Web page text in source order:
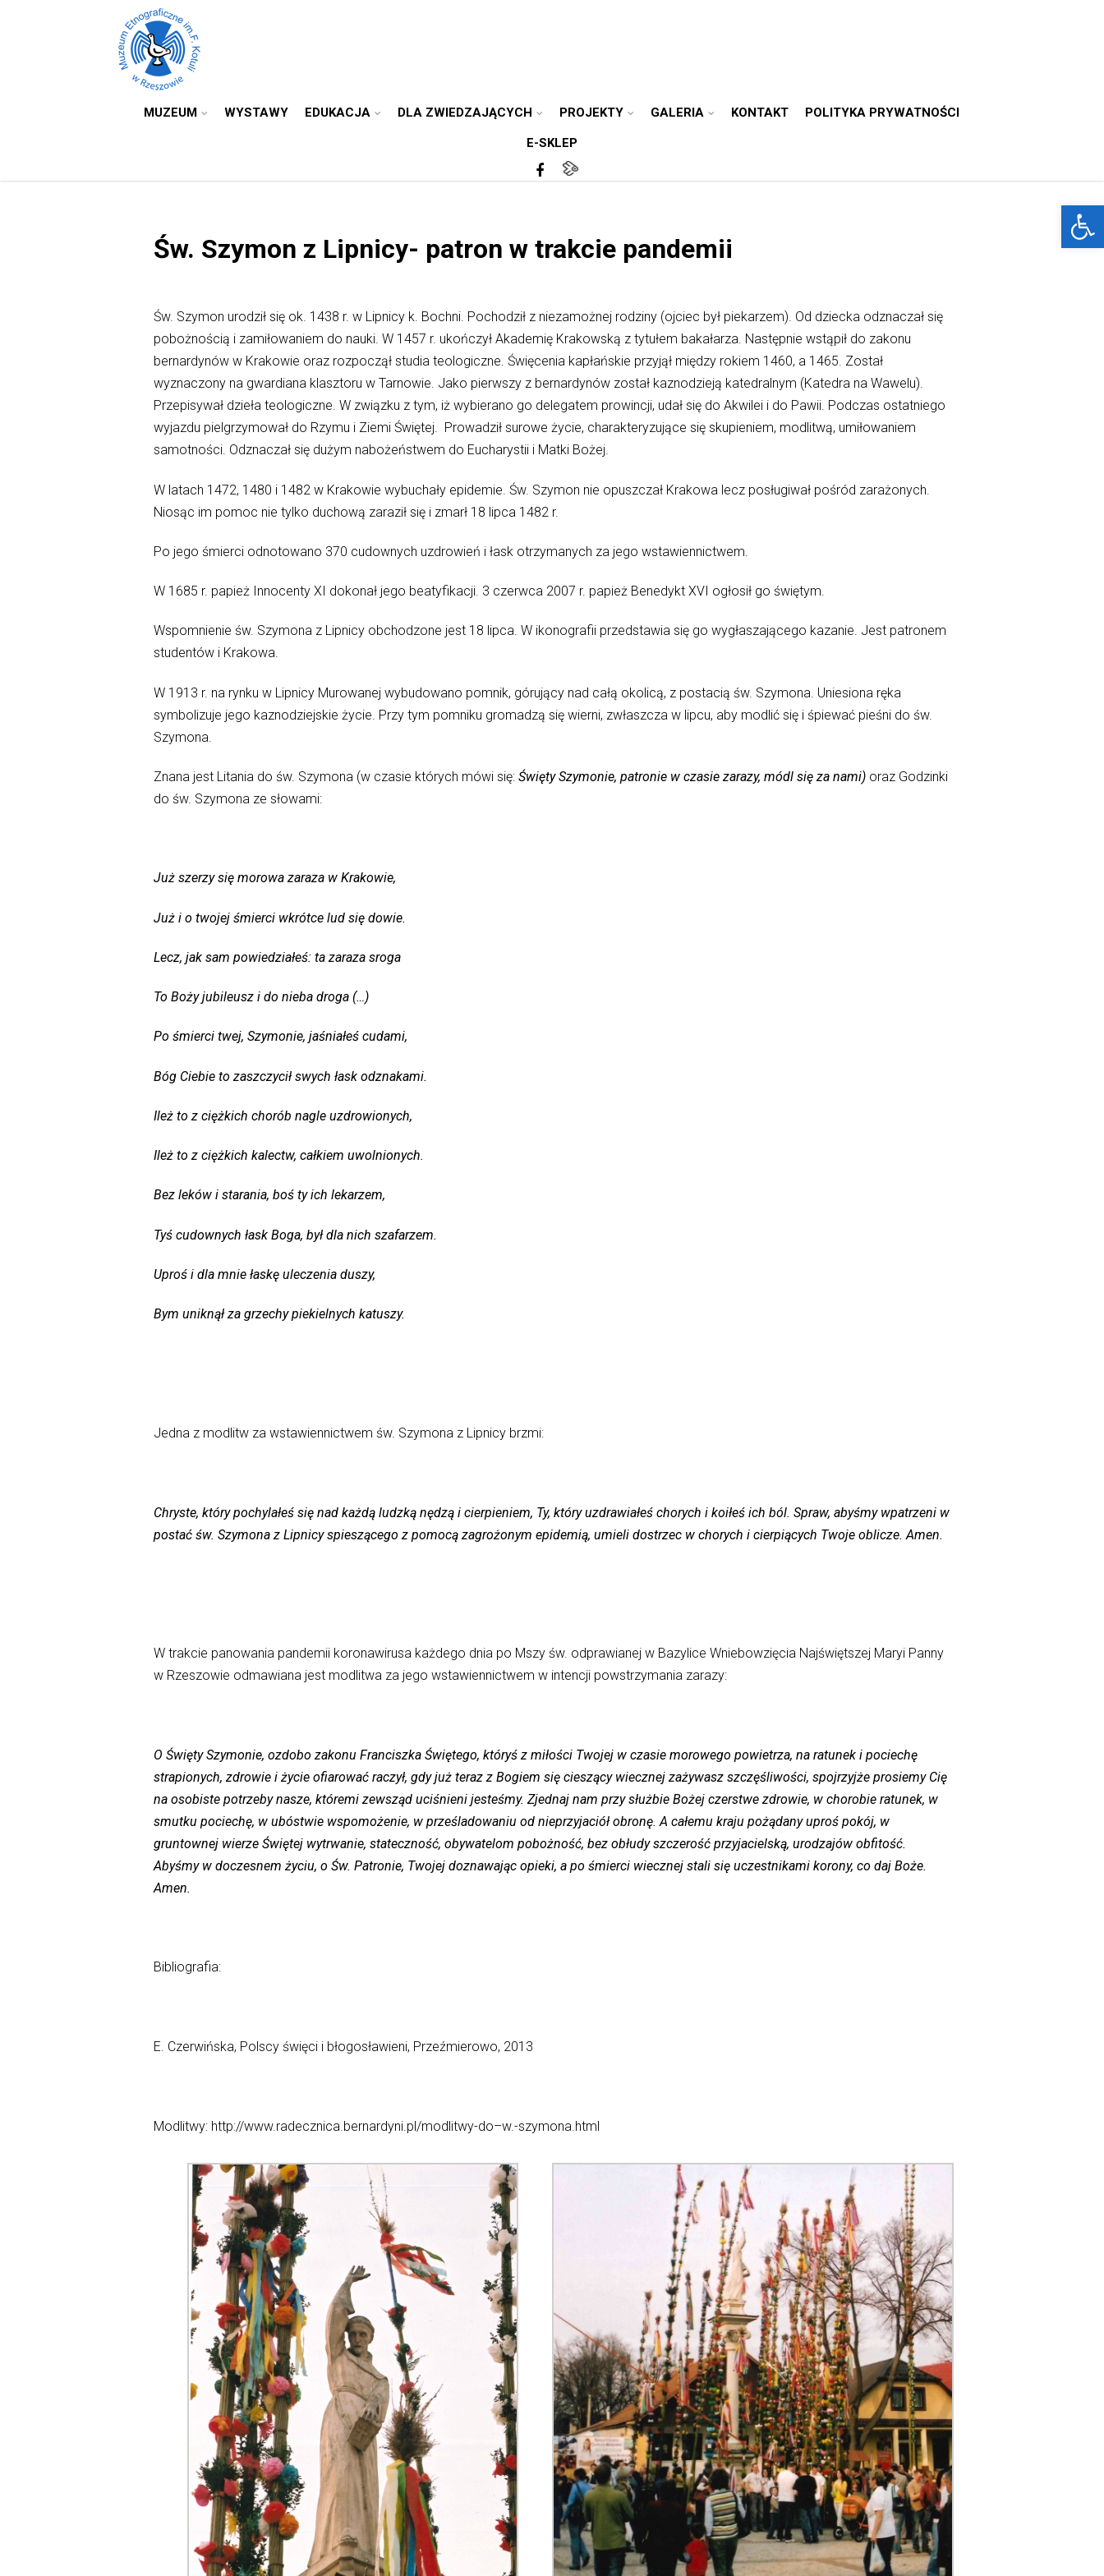
MUZEUM WYSTAWY EDUKACJA DLA ZWIEDZAJĄCYCH PROJEKTY GALERIA KONTAKT POLITYKA PRYWATNOŚCI
E-SKLEP
Św. Szymon z Lipnicy- patron w trakcie pandemii
Św. Szymon urodził się ok. 1438 r. w Lipnicy k. Bochni. Pochodził z niezamożnej rodziny (ojciec był piekarzem). Od dziecka odznaczał się
pobożnością i zamiłowaniem do nauki. W 1457 r. ukończył Akademię Krakowską z tytułem bakałarza. Następnie wstąpił do zakonu
bernardynów w Krakowie oraz rozpoczął studia teologiczne. Święcenia kapłańskie przyjął między rokiem 1460, a 1465. Został
wyznaczony na gwardiana klasztoru w Tarnowie. Jako pierwszy z bernardynów został kaznodzieją katedralnym (Katedra na Wawelu).
Przepisywał dzieła teologiczne. W związku z tym, iż wybierano go delegatem prowincji, udał się do Akwilei i do Pawii. Podczas ostatniego
wyjazdu pielgrzymował do Rzymu i Ziemi Świętej. Prowadził surowe życie, charakteryzujące się skupieniem, modlitwą, umiłowaniem
samotności. Odznaczał się dużym nabożeństwem do Eucharystii i Matki Bożej.
W latach 1472, 1480 i 1482 w Krakowie wybuchały epidemie. Św. Szymon nie opuszczał Krakowa lecz posługiwał pośród zarażonych.
Niosąc im pomoc nie tylko duchową zaraził się i zmarł 18 lipca 1482 r.
Po jego śmierci odnotowano 370 cudownych uzdrowień i łask otrzymanych za jego wstawiennictwem.
W 1685 r. papież Innocenty XI dokonał jego beatyfikacji. 3 czerwca 2007 r. papież Benedykt XVI ogłosił go świętym.
Wspomnienie św. Szymona z Lipnicy obchodzone jest 18 lipca. W ikonografii przedstawia się go wygłaszającego kazanie. Jest patronem
studentów i Krakowa.
W 1913 r. na rynku w Lipnicy Murowanej wybudowano pomnik, górujący nad całą okolicą, z postacią św. Szymona. Uniesiona ręka
symbolizuje jego kaznodziejskie życie. Przy tym pomniku gromadzą się wierni, zwłaszcza w lipcu, aby modlić się i śpiewać pieśni do św.
Szymona.
Znana jest Litania do św. Szymona (w czasie których mówi się: Święty Szymonie, patronie w czasie zarazy, módl się za nami) oraz Godzinki
do św. Szymona ze słowami:
Już szerzy się morowa zaraza w Krakowie,
Już i o twojej śmierci wkrótce lud się dowie.
Lecz, jak sam powiedziałeś: ta zaraza sroga
To Boży jubileusz i do nieba droga (…)
Po śmierci twej, Szymonie, jaśniałeś cudami,
Bóg Ciebie to zaszczycił swych łask odznakami.
Ileż to z ciężkich chorób nagle uzdrowionych,
Ileż to z ciężkich kalectw, całkiem uwolnionych.
Bez leków i starania, boś ty ich lekarzem,
Tyś cudownych łask Boga, był dla nich szafarzem.
Uproś i dla mnie łaskę uleczenia duszy,
Bym uniknął za grzechy piekielnych katuszy.
Jedna z modlitw za wstawiennictwem św. Szymona z Lipnicy brzmi:
Chryste, który pochylałeś się nad każdą ludzką nędzą i cierpieniem, Ty, który uzdrawiałeś chorych i koiłeś ich ból. Spraw, abyśmy wpatrzeni w
postać św. Szymona z Lipnicy spieszącego z pomocą zagrożonym epidemią, umieli dostrzec w chorych i cierpiących Twoje oblicze. Amen.
W trakcie panowania pandemii koronawirusa każdego dnia po Mszy św. odprawianej w Bazylice Wniebowzięcia Najświętszej Maryi Panny
w Rzeszowie odmawiana jest modlitwa za jego wstawiennictwem w intencji powstrzymania zarazy:
O Święty Szymonie, ozdobo zakonu Franciszka Świętego, któryś z miłości Twojej w czasie morowego powietrza, na ratunek i pociechę
strapionych, zdrowie i życie ofiarować raczył, gdy już teraz z Bogiem się cieszący wiecznej zażywasz szczęśliwości, spojrzyjże prosiemy Cię
na osobiste potrzeby nasze, któremi zewsząd uciśnieni jesteśmy. Zjednaj nam przy służbie Bożej czerstwe zdrowie, w chorobie ratunek, w
smutku pociechę, w ubóstwie wspomożenie, w prześladowaniu od nieprzyjaciół obronę. A całemu kraju pożądany uproś pokój, w
gruntownej wierze Świętej wytrwanie, stateczność, obywatelom pobożność, bez obłudy szczerość przyjacielską, urodzajów obfitość.
Abyśmy w doczesnem życiu, o Św. Patronie, Twojej doznawając opieki, a po śmierci wiecznej stali się uczestnikami korony, co daj Boże.
Amen.
Bibliografia:
E. Czerwińska, Polscy święci i błogosławieni, Przeźmierowo, 2013
Modlitwy: http://www.radecznica.bernardyni.pl/modlitwy-do–w.-szymona.html